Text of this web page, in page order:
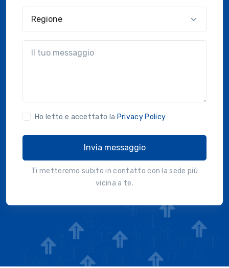
Ho letto e accettato la Privacy Policy
Invia messaggio
Ti metteremo subito in contatto con la sede più
vicina a te.